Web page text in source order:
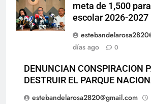
meta de 1,500
escolar 2026-2027
días ago
0
DENUNCIAN CONSPIRACION
DESTRUIR EL PARQUE
estebandelarosa2820@gmail.com